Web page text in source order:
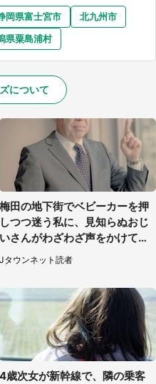
岡県富士宮市
北九州市
県粟島浦村
について
梅田の地下街でベビーカーを押
しつつ迷う私に、見知らぬおじ
いさんがわざわざ声をかけてき
て（兵庫県・30代女性）
Jタウンネット読者
4歳次女が新幹線で、隣の乗客